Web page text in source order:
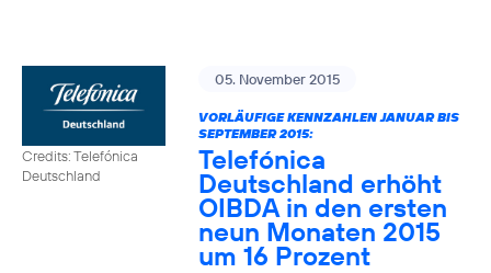
Credits: Telefónica
Deutschland
05. November 2015
VORLÄUFIGE KENNZAHLEN JANUAR BIS
SEPTEMBER 2015:
Telefónica
Deutschland erhöht
OIBDA in den ersten
neun Monaten 2015
um 16 Prozent